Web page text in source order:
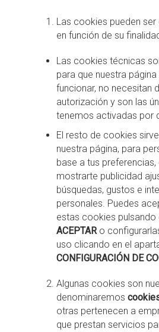
Las cookies pueden
en función de su
Las cookies técnicas
para que nuestra
funcionar, no necesitan
autorización y son las
tenemos activadas por
El resto de cookies
nuestra página, para
base a tus
mostrarte publicidad
búsquedas, gustos e
personales. Puedes
estas cookies pulsando
ACEPTARo
uso clicando en el
CONFIGURACIÓN DE
Algunas cookies son
denominaremos
otras pertenecen a
que prestan servicios